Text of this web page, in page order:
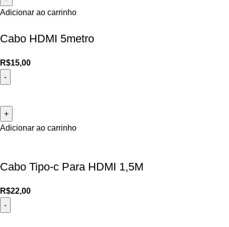
Adicionar ao carrinho
Cabo HDMI 5metro
R$15,00
Adicionar ao carrinho
Cabo Tipo-c Para HDMI 1,5M
R$22,00